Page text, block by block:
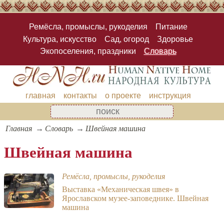
Ремёсла, промыслы, рукоделия
Питание
Культура, искусство
Сад, огород
Здоровье
Экопоселения, праздники
Словарь
главная контакты о проекте инструкция
Главная Словарь Швейная машина
Швейная машина
Ремёсла, промыслы, рукоделия
Выставка «Механическая швея» в
Ярославском музее-заповеднике. Швейная
машина